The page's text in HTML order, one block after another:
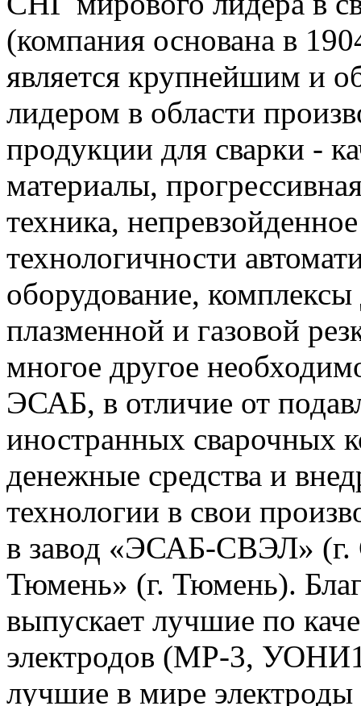
(компания основана в
является крупнейшим и
лидером в области
продукции для сварки -
материалы,
техника,
технологичности
оборудование,
плазменной и газовой
многое другое
ЭСАБ, в отличие от
иностранных сварочных
денежные средства и
технологии в свои
в завод «ЭСАБ-СВЭЛ» (г.
Тюмень» (г. Тюмень).
выпускает лучшие по
электродов (МР-3,
лучшие в мире